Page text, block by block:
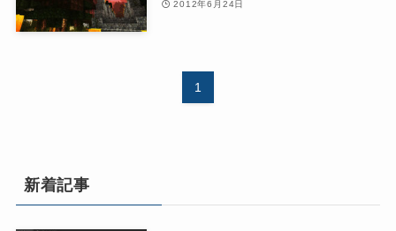
2012年6月24日
1
新着記事